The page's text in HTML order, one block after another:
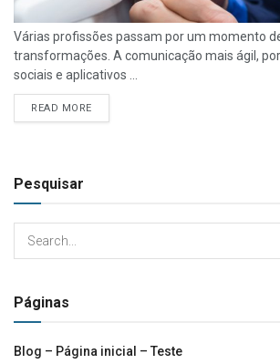
Várias profissões passam por um momento
transformações. A comunicação mais ágil,
sociais e aplicativos ...
READ MORE
Pesquisar
Páginas
Blog – Página inicial – Teste